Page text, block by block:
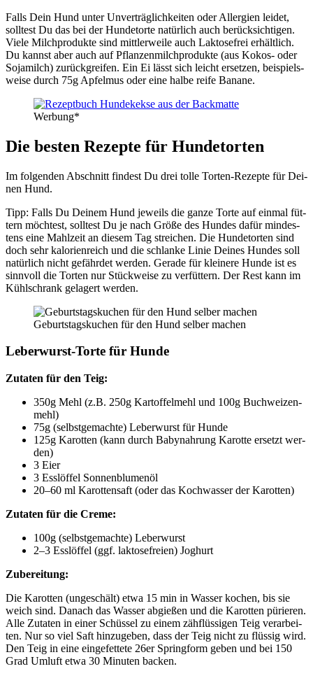
Falls Dein Hund unter Unver­träg­lich­kei­ten oder All­er­gien lei­det,
soll­test Du das bei der Hun­de­tor­te natür­lich auch berück­sich­ti­gen.
Vie­le Milch­pro­duk­te sind mitt­ler­wei­le auch Lak­to­se­frei erhält­lich.
Du kannst aber auch auf Pflan­zen­milch­pro­duk­te (aus Kokos- oder
Soja­milch) zurück­grei­fen. Ein Ei lässt sich leicht erset­zen, bei­spiels­
wei­se durch 75g Apfel­mus oder eine hal­be rei­fe Bana­ne.
Wer­bung*
Die bes­ten Rezep­te für Hun­de­tor­ten
Im fol­gen­den Abschnitt fin­dest Du drei tol­le Tor­ten-Rezep­te für Dei­
nen Hund.
Tipp: Falls Du Dei­nem Hund jeweils die gan­ze Tor­te auf ein­mal füt­
tern möch­test, soll­test Du je nach Grö­ße des Hun­des dafür min­des­
tens eine Mahl­zeit an die­sem Tag strei­chen. Die Hun­de­tor­ten sind
doch sehr kalo­rien­reich und die schlan­ke Linie Dei­nes Hun­des soll
natür­lich nicht gefähr­det wer­den. Gera­de für klei­ne­re Hun­de ist es
sinn­voll die Tor­ten nur Stück­wei­se zu ver­füt­tern. Der Rest kann im
Kühl­schrank gela­gert wer­den.
Geburts­tags­ku­chen für den Hund sel­ber machen
Leber­wurst-Tor­te für Hun­de
Zuta­ten für den Teig:
350g Mehl (z.B. 250g Kar­tof­fel­mehl und 100g Buch­wei­zen­
mehl)
75g (selbst­ge­mach­te) Leber­wurst für Hun­de
125g Karot­ten (kann durch Baby­nah­rung Karot­te ersetzt wer­
den)
3 Eier
3 Ess­löf­fel Son­nen­blu­men­öl
20–60 ml Karot­ten­saft (oder das Koch­was­ser der Karot­ten)
Zuta­ten für die Creme:
100g (selbst­ge­mach­te) Leber­wurst
2–3 Ess­löf­fel (ggf. lak­to­se­frei­en) Joghurt
Zube­rei­tung:
Die Karot­ten (unge­schält) etwa 15 min in Was­ser kochen, bis sie
weich sind. Danach das Was­ser abgie­ßen und die Karot­ten pürie­ren.
Alle Zuta­ten in einer Schüs­sel zu einem zäh­flüs­si­gen Teig ver­ar­bei­
ten. Nur so viel Saft hin­zu­ge­ben, dass der Teig nicht zu flüs­sig wird.
Den Teig in eine ein­ge­fet­te­te 26er Spring­form geben und bei 150
Grad Umluft etwa 30 Minu­ten backen.